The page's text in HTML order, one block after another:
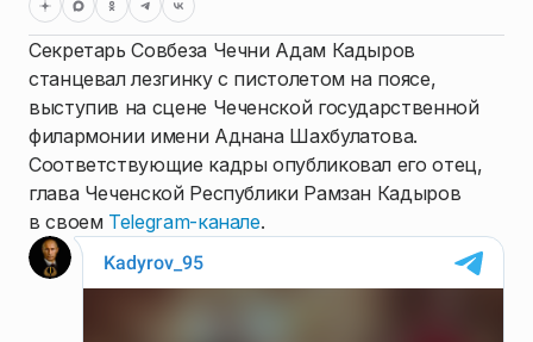
Секретарь Совбеза Чечни Адам Кадыров
станцевал лезгинку с пистолетом на поясе,
выступив на сцене Чеченской государственной
филармонии имени Аднана Шахбулатова.
Соответствующие кадры опубликовал его отец,
глава Чеченской Республики Рамзан Кадыров
в своем Telegram-канале.